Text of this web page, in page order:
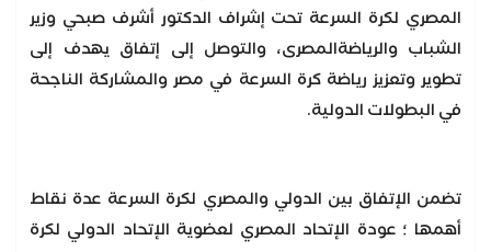
المصري لكرة السرعة تحت إشراف الدكتور أشرف صبحي وزير
الشباب والرياضةالمصرى، والتوصل إلى إتفاق يهدف إلى
تطوير وتعزيز رياضة كرة السرعة في مصر والمشاركة الناجحة
في البطولات الدولية.
تضمن الإتفاق بين الدولي والمصري لكرة السرعة عدة نقاط
أهمها ؛ عودة الإتحاد المصري لعضوية الإتحاد الدولي لكرة